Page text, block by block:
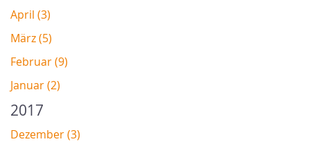
April (3)
März (5)
Februar (9)
Januar (2)
2017
Dezember (3)